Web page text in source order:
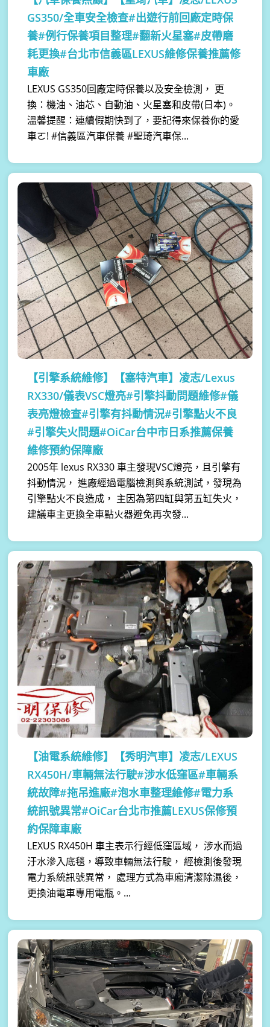
GS350/全車安全檢查#出遊行前回廠定時保
養#例行保養項目整理#翻新火星塞#皮帶磨
耗更換#台北市信義區LEXUS維修保養推薦修
車廠
LEXUS GS350回廠定時保養以及安全檢測， 更
換：機油、油芯、自動油、火星塞和皮帶(日本)。
溫馨提醒：連續假期快到了，要記得來保養你的愛
車ㄛ! #信義區汽車保養 #聖琦汽車保...
【引擎系統維修】
【塞特汽車】凌志/Lexus
RX330/儀表VSC燈亮#引擎抖動問題維修#儀
表亮燈檢查#引擎有抖動情況#引擎點火不良
#引擎失火問題#OiCar台中市日系推薦保養
維修預約保障廠
2005年 lexus RX330 車主發現VSC燈亮，且引擎有
抖動情況， 進廠經過電腦檢測與系統測試，發現為
引擎點火不良造成， 主因為第四缸與第五缸失火，
建議車主更換全車點火器避免再次發...
【油電系統維修】
【秀明汽車】凌志/LEXUS
RX450H/車輛無法行駛#涉水低窪區#車輛系
統故障#拖吊進廠#泡水車整理維修#電力系
統訊號異常#OiCar台北市推薦LEXUS保修預
約保障車廠
LEXUS RX450H 車主表示行經低窪區域， 涉水而過
汙水滲入底毯，導致車輛無法行駛， 經檢測後發現
電力系統訊號異常， 處理方式為車廂清潔除濕後，
更換油電車專用電瓶。...